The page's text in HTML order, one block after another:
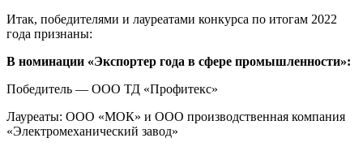
Итак, победителями и лауреатами конкурса по итогам 2022
года признаны:
В номинации «Экспортер года в сфере промышленности»:
Победитель — ООО ТД «Профитекс»
Лауреаты: ООО «МОК» и ООО производственная компания
«Электромеханический завод»